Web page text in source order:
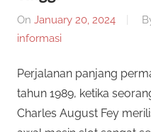
u
s
S
l
n
i
n
i
m
On January 20, 2024
informasi
Perjalanan panjang
tahun 1989, ketika
Charles August Fey